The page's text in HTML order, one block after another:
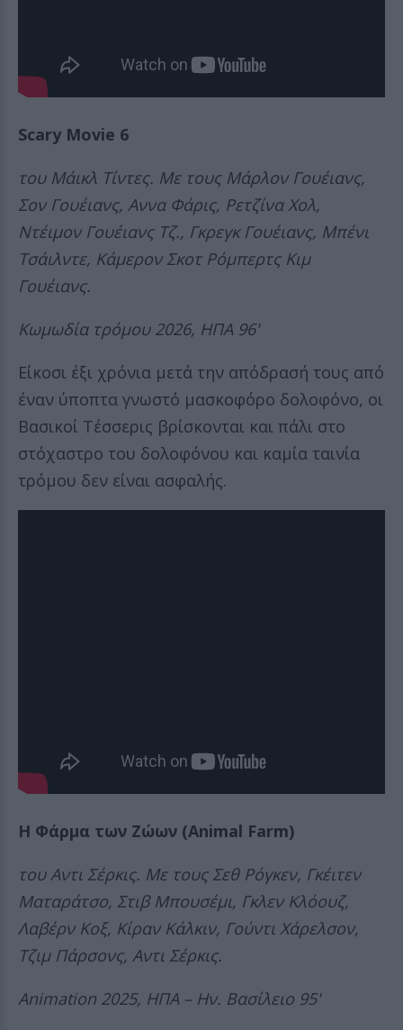
Scary Movie 6
του Μάικλ Τίντες. Με τους Μάρλον Γουέιανς,
Σον Γουέιανς, Αννα Φάρις, Ρετζίνα Χολ,
Ντέιμον Γουέιανς Τζ., Γκρεγκ Γουέιανς, Μπένι
Τσάιλντε, Κάμερον Σκοτ Ρόμπερτς Κιμ
Γουέιανς.
Κωμωδία τρόμου 2026, ΗΠΑ 96'
Είκοσι έξι χρόνια μετά την απόδρασή τους από
έναν ύποπτα γνωστό μασκοφόρο δολοφόνο, οι
Βασικοί Τέσσερις βρίσκονται και πάλι στο
στόχαστρο του δολοφόνου και καμία ταινία
τρόμου δεν είναι ασφαλής.
Η Φάρμα των Ζώων (Animal Farm)
του Αντι Σέρκις. Με τους Σεθ Ρόγκεν, Γκέιτεν
Ματαράτσο, Στιβ Μπουσέμι, Γκλεν Κλόουζ,
Λαβέρν Κοξ, Κίραν Κάλκιν, Γούντι Χάρελσον,
Τζιμ Πάρσονς, Αντι Σέρκις.
Animation 2025, ΗΠΑ – Ην. Βασίλειο 95'